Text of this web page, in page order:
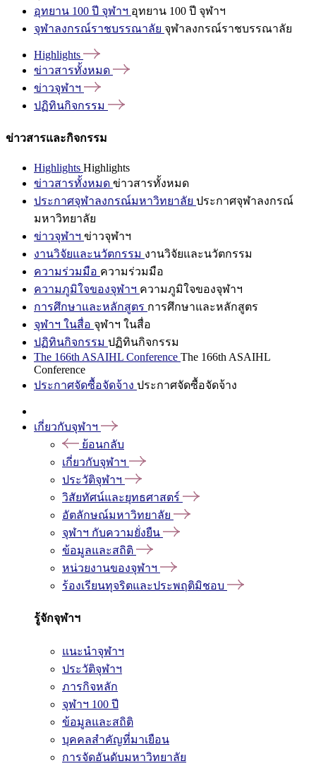
อุทยาน 100 ปี จุฬาฯ อุทยาน 100 ปี จุฬาฯ
จุฬาลงกรณ์ราชบรรณาลัย จุฬาลงกรณ์ราชบรรณาลัย
Highlights
ข่าวสารทั้งหมด
ข่าวจุฬาฯ
ปฏิทินกิจกรรม
ข่าวสารและกิจกรรม
Highlights Highlights
ข่าวสารทั้งหมด ข่าวสารทั้งหมด
ประกาศจุฬาลงกรณ์มหาวิทยาลัย ประกาศจุฬาลงกรณ์
มหาวิทยาลัย
ข่าวจุฬาฯ ข่าวจุฬาฯ
งานวิจัยและนวัตกรรม งานวิจัยและนวัตกรรม
ความร่วมมือ ความร่วมมือ
ความภูมิใจของจุฬาฯ ความภูมิใจของจุฬาฯ
การศึกษาและหลักสูตร การศึกษาและหลักสูตร
จุฬาฯ ในสื่อ จุฬาฯ ในสื่อ
ปฏิทินกิจกรรม ปฏิทินกิจกรรม
The 166th ASAIHL Conference The 166th ASAIHL
Conference
ประกาศจัดซื้อจัดจ้าง ประกาศจัดซื้อจัดจ้าง
เกี่ยวกับจุฬาฯ
ย้อนกลับ
เกี่ยวกับจุฬาฯ
ประวัติจุฬาฯ
วิสัยทัศน์และยุทธศาสตร์
อัตลักษณ์มหาวิทยาลัย
จุฬาฯ กับความยั่งยืน
ข้อมูลและสถิติ
หน่วยงานของจุฬาฯ
ร้องเรียนทุจริตและประพฤติมิชอบ
รู้จักจุฬาฯ
แนะนำจุฬาฯ
ประวัติจุฬาฯ
ภารกิจหลัก
จุฬาฯ 100 ปี
ข้อมูลและสถิติ
บุคคลสำคัญที่มาเยือน
การจัดอันดับมหาวิทยาลัย